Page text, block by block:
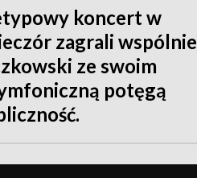
koncert w
zagrali wspólnie
ze swoim
potęgą